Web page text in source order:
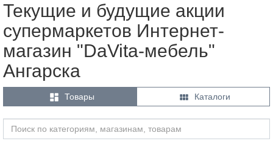
Текущие и будущие акции
супермаркетов Интернет-
магазин "DaVita-мебель"
Ангарска
 Товары  Каталоги